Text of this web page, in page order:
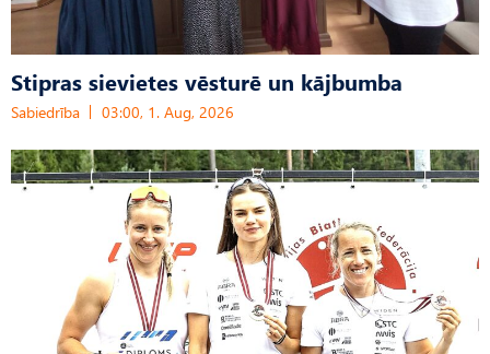
Stipras sievietes vēsturē un kājbumba
Sabiedrība 03:00, 1. Aug, 2026